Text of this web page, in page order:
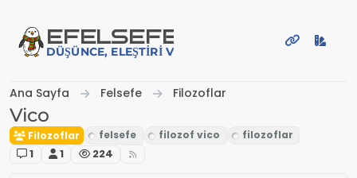
EFELSEFE
DÜŞÜNCE, ELEŞTIRI VE PAYLAŞIM PLATFORMU
Ana Sayfa Felsefe Filozoflar
Vico
Filozoflar
1
1 224